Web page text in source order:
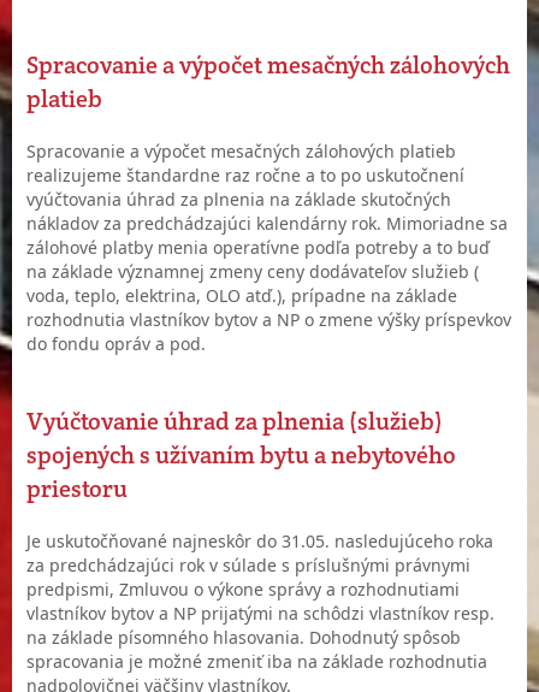
Spracovanie a výpočet mesačných zálohových
platieb
Spracovanie a výpočet mesačných zálohových platieb
realizujeme štandardne raz ročne a to po uskutočnení
vyúčtovania úhrad za plnenia na základe skutočných
nákladov za predchádzajúci kalendárny rok. Mimoriadne sa
zálohové platby menia operatívne podľa potreby a to buď
na základe významnej zmeny ceny dodávateľov služieb (
voda, teplo, elektrina, OLO atď.), prípadne na základe
rozhodnutia vlastníkov bytov a NP o zmene výšky príspevkov
do fondu opráv a pod.
Vyúčtovanie úhrad za plnenia (služieb)
spojených s užívaním bytu a nebytového
priestoru
Je uskutočňované najneskôr do 31.05. nasledujúceho roka
za predchádzajúci rok v súlade s príslušnými právnymi
predpismi, Zmluvou o výkone správy a rozhodnutiami
vlastníkov bytov a NP prijatými na schôdzi vlastníkov resp.
na základe písomného hlasovania. Dohodnutý spôsob
spracovania je možné zmeniť iba na základe rozhodnutia
nadpolovičnej väčšiny vlastníkov.